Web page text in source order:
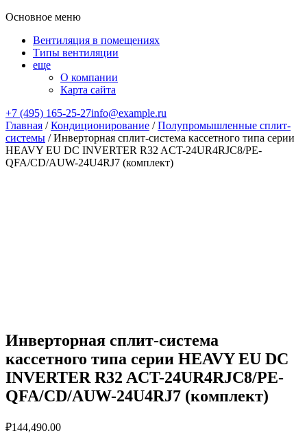
Основное меню
Вентиляция в помещениях
Типы вентиляции
еще
О компании
Карта сайта
+7 (495) 165-25-27info@example.ru
Главная /Кондиционирование /Полупромышленные сплит-
системы / Инверторная сплит-система кассетного типа серии
HEAVY EU DC INVERTER R32 ACT-24UR4RJC8/PE-
QFA/CD/AUW-24U4RJ7 (комплект)
Инверторная сплит-система
кассетного типа серии HEAVY EU DC
INVERTER R32 ACT-24UR4RJC8/PE-
QFA/CD/AUW-24U4RJ7 (комплект)
₽144,490.00